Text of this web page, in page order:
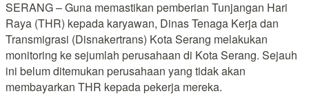
SERANG – Guna memastikan pemberian Tunjangan Hari
Raya (THR) kepada karyawan, Dinas Tenaga Kerja dan
Transmigrasi (Disnakertrans) Kota Serang melakukan
monitoring ke sejumlah perusahaan di Kota Serang. Sejauh
ini belum ditemukan perusahaan yang tidak akan
membayarkan THR kepada pekerja mereka.